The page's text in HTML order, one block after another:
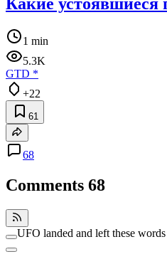
1 min
5.3K
GTD *
+22
61
68
Comments 68
UFO landed and left these words